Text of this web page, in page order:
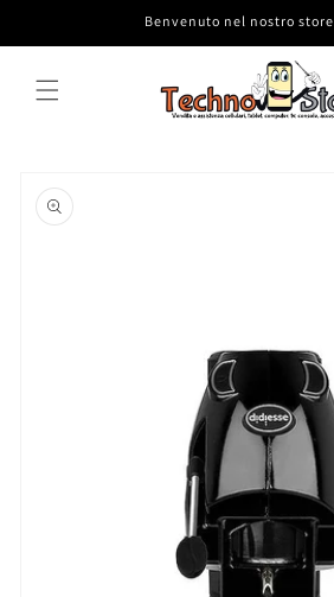
ai contenuti
Benvenuto nel nostro
informazioni
sul prodotto